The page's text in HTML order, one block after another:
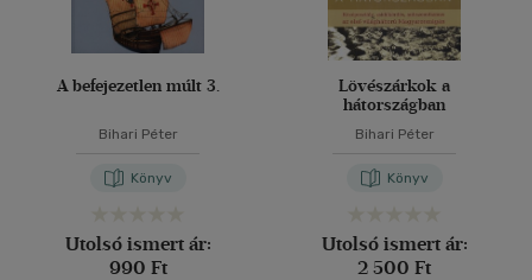
A befejezetlen múlt 3.
Bihari Péter
Könyv
Utolsó ismert ár:
990 Ft
Lövészárkok a
hátországban
Bihari Péter
Könyv
Utolsó ismert ár:
2 500 Ft